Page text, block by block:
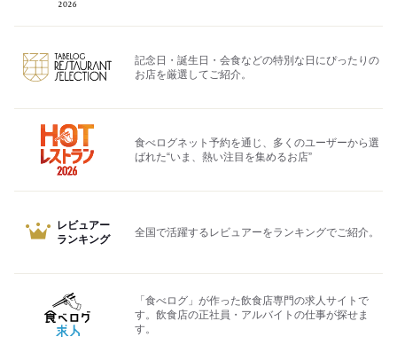
記念日・誕生日・会食などの特別な日にぴったりの
お店を厳選してご紹介。
食べログネット予約を通じ、多くのユーザーから選
ばれた“いま、熱い注目を集めるお店”
レビュアー
ランキング
全国で活躍するレビュアーをランキングでご紹介。
「食べログ」が作った飲食店専門の求人サイトで
す。飲食店の正社員・アルバイトの仕事が探せま
す。